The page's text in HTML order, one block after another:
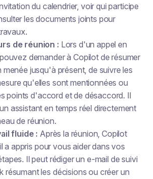
du calendrier, voir qui participe
les documents joints pour
de réunion : Lors d'un appel en
demander à Copilot de résumer
menée jusqu'à présent, de suivre les
qu'elles sont mentionnées ou
points d'accord et de désaccord. Il
assistant en temps réel directement
de réunion.
fluide : Après la réunion, Copilot
a appris pour vous aider dans vos
Il peut rédiger un e-mail de suivi
résumant les décisions ou créer un